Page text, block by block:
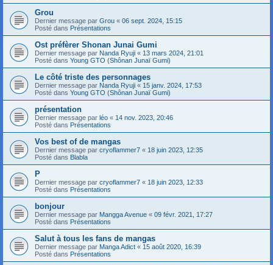
Grou
Dernier message par Grou « 06 sept. 2024, 15:15
Posté dans Présentations
Ost préfèrer Shonan Junai Gumi
Dernier message par Nanda Ryuji « 13 mars 2024, 21:01
Posté dans Young GTO (Shônan Junaï Gumi)
Le côté triste des personnages
Dernier message par Nanda Ryuji « 15 janv. 2024, 17:53
Posté dans Young GTO (Shônan Junaï Gumi)
présentation
Dernier message par léo « 14 nov. 2023, 20:46
Posté dans Présentations
Vos best of de mangas
Dernier message par cryoflammer7 « 18 juin 2023, 12:35
Posté dans Blabla
P
Dernier message par cryoflammer7 « 18 juin 2023, 12:33
Posté dans Présentations
bonjour
Dernier message par Mangga Avenue « 09 févr. 2021, 17:27
Posté dans Présentations
Salut à tous les fans de mangas
Dernier message par Manga Adict « 15 août 2020, 16:39
Posté dans Présentations